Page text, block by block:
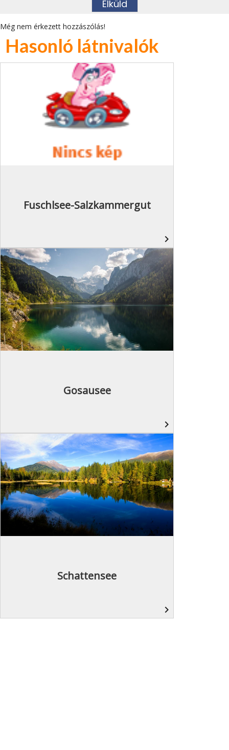
Még nem érkezett hozzászólás!
Hasonló látnivalók
Fuschlsee-Salzkammergut
navigate_next
Gosausee
navigate_next
Schattensee
navigate_next